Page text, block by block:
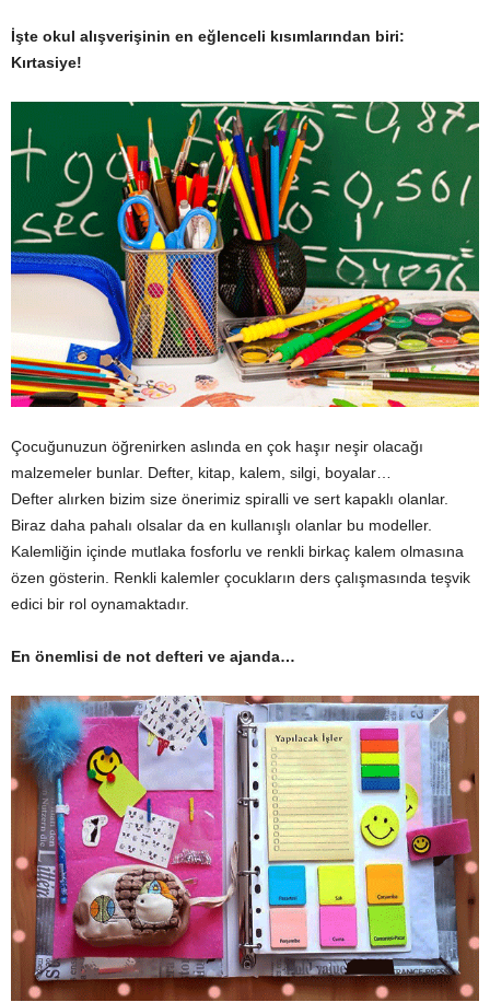
İşte okul alışverişinin en eğlenceli kısımlarından biri:
Kırtasiye!
Çocuğunuzun öğrenirken aslında en çok haşır neşir olacağı
malzemeler bunlar. Defter, kitap, kalem, silgi, boyalar…
Defter alırken bizim size önerimiz spiralli ve sert kapaklı olanlar.
Biraz daha pahalı olsalar da en kullanışlı olanlar bu modeller.
Kalemliğin içinde mutlaka fosforlu ve renkli birkaç kalem olmasına
özen gösterin. Renkli kalemler çocukların ders çalışmasında teşvik
edici bir rol oynamaktadır.
En önemlisi de not defteri ve ajanda…